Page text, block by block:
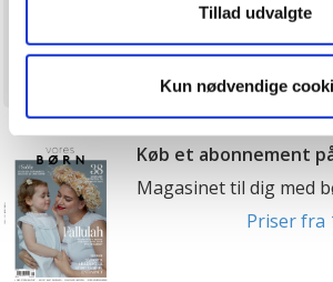
og huske dine præferencer samt til
så vi kan optimere vores reklametiltag
medier. Du kan til enhver tid trække dit
Du skal være opmærksom på, at vores
muligvis ikke fungerer optimalt, hvis du
cookies eller tilbagetrækker et
mere om vores brug af cookies og
personoplysninger i forbindelse
voresprivatlivspolitik
Tillad udvalgte
Kun nødvendige
Anmeld
Køb et abonnement
Magasinet til dig med
Priser fra